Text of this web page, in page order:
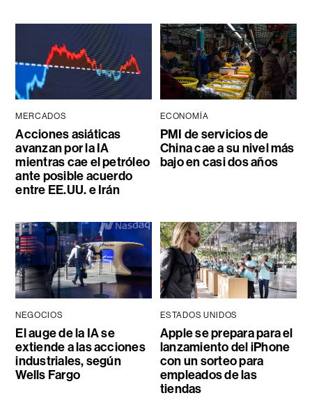
MERCADOS
Acciones asiáticas
avanzan por la IA
mientras cae el petróleo
ante posible acuerdo
entre EE.UU. e Irán
ECONOMÍA
PMI de servicios de
China cae a su nivel más
bajo en casi dos años
NEGOCIOS
El auge de la IA se
extiende a las acciones
industriales, según
Wells Fargo
ESTADOS UNIDOS
Apple se prepara para el
lanzamiento del iPhone
con un sorteo para
empleados de las
tiendas